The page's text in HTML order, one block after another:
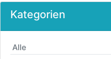
Kategorien
Alle